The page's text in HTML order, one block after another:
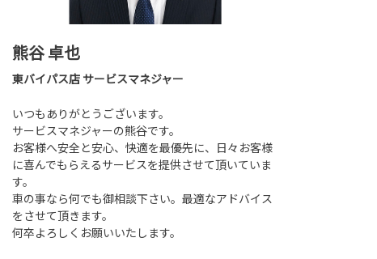
熊谷 卓也
東バイパス店 サービスマネジャー
いつもありがとうございます。
サービスマネジャーの熊谷です。
お客様へ安全と安心、快適を最優先に、日々お客様
に喜んでもらえるサービスを提供させて頂いていま
す。
車の事なら何でも御相談下さい。最適なアドバイス
をさせて頂きます。
何卒よろしくお願いいたします。